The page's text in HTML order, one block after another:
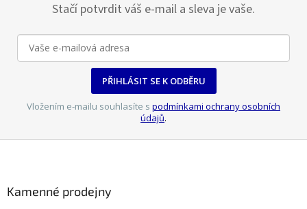
Stačí potvrdit váš e-mail a sleva je vaše.
PŘIHLÁSIT SE K ODBĚRU
Vložením e-mailu souhlasíte s podmínkami ochrany osobních
údajů.
Kamenné prodejny